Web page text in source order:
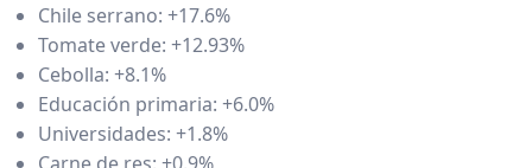
Chile serrano: +17.6%
Tomate verde: +12.93%
Cebolla: +8.1%
Educación primaria: +6.0%
Universidades: +1.8%
Carne de res: +0.9%